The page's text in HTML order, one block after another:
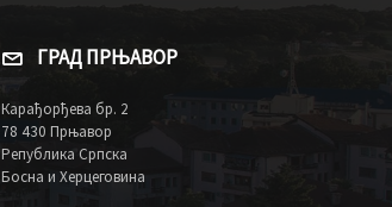
ГРАД ПРЊАВОР
Карађорђева бр. 2
78 430 Прњавор
Република Српска
Босна и Херцеговина